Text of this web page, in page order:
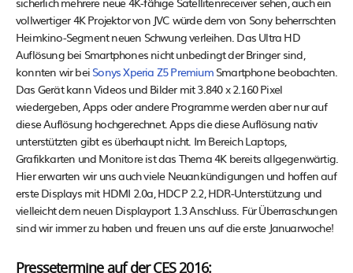
vollwertiger 4K Projektor von JVC würde dem von Sony beherrschten
Heimkino-Segment neuen Schwung verleihen. Das Ultra HD
Auflösung bei Smartphones nicht unbedingt der Bringer sind,
konnten wir bei Sonys Xperia Z5 PremiumSmartphone beobachten.
Das Gerät kann Videos und Bilder mit 3.840 x 2.160 Pixel
wiedergeben, Apps oder andere Programme werden aber nur auf
diese Auflösung hochgerechnet. Apps die diese Auflösung nativ
unterstützten gibt es überhaupt nicht. Im Bereich Laptops,
Grafikkarten und Monitore ist das Thema 4K bereits allgegenwärtig.
Hier erwarten wir uns auch viele Neuankündigungen und hoffen auf
erste Displays mit HDMI 2.0a, HDCP 2.2, HDR-Unterstützung und
vielleicht dem neuen Displayport 1.3 Anschluss. Für Überraschungen
sind wir immer zu haben und freuen uns auf die erste Januarwoche!
Pressetermine auf der CES 2016: